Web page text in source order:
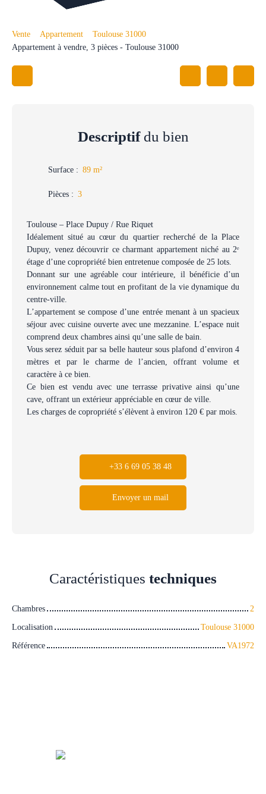
Vente Appartement
Toulouse 31000
Appartement à vendre, 3 pièces - Toulouse 31000
Descriptifdu bien
Surface : 89 m²
Pièces : 3
Toulouse – Place Dupuy / Rue Riquet
Idéalement situé au cœur du quartier recherché de la Place
Dupuy, venez découvrir ce charmant appartement niché au 2ᵉ
étage d’une copropriété bien entretenue composée de 25 lots.
Donnant sur une agréable cour intérieure, il bénéficie d’un
environnement calme tout en profitant de la vie dynamique du
centre-ville.
L’appartement se compose d’une entrée menant à un spacieux
séjour avec cuisine ouverte avec une mezzanine. L’espace nuit
comprend deux chambres ainsi qu’une salle de bain.
Vous serez séduit par sa belle hauteur sous plafond d’environ 4
mètres et par le charme de l’ancien, offrant volume et
caractère à ce bien.
Ce bien est vendu avec une terrasse privative ainsi qu’une
cave, offrant un extérieur appréciable en cœur de ville.
Les charges de copropriété s’élèvent à environ 120 € par mois.
+33 6 69 05 38 48
Envoyer un mail
Caractéristiques techniques
Chambres
2
Localisation
Toulouse 31000
Référence
VA1972